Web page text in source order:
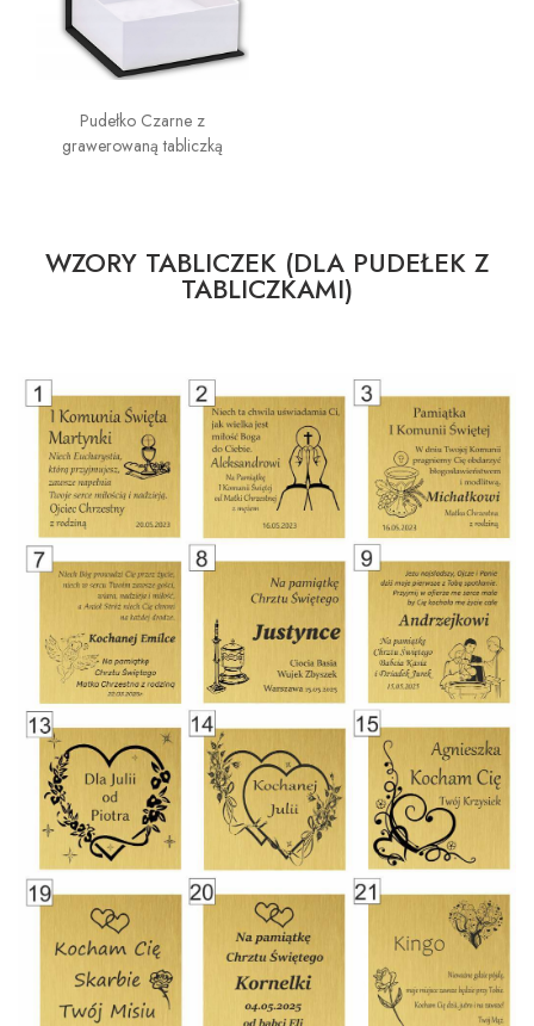
Pudełko Czarne z
grawerowaną tabliczką
WZORY TABLICZEK (DLA PUDEŁEK Z
TABLICZKAMI)